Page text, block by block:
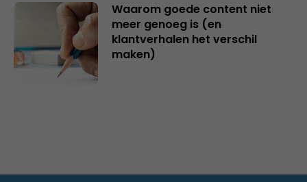
Waarom goede content niet
meer genoeg is (en
klantverhalen het verschil
maken)